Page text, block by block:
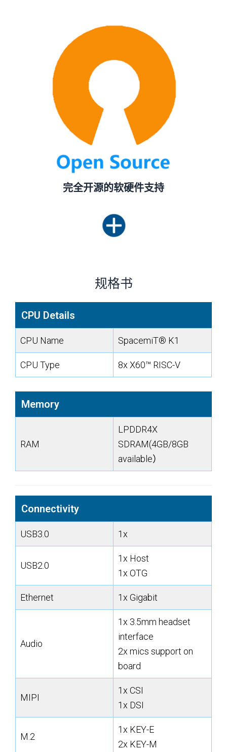
完全开源的软硬件支持
规格书
CPU Details
CPU Name SpacemiT® K1
CPU Type 8x X60™ RISC-V
Memory
RAM
LPDDR4X
SDRAM(4GB/8GB
available）
Connectivity
USB3.0 1x
USB2.0
1x Host
1x OTG
Ethernet 1x Gigabit
Audio
1x 3.5mm headset
interface
2x mics support on
board
MIPI
1x CSI
1x DSI
M.2
1x KEY-E
2x KEY-M